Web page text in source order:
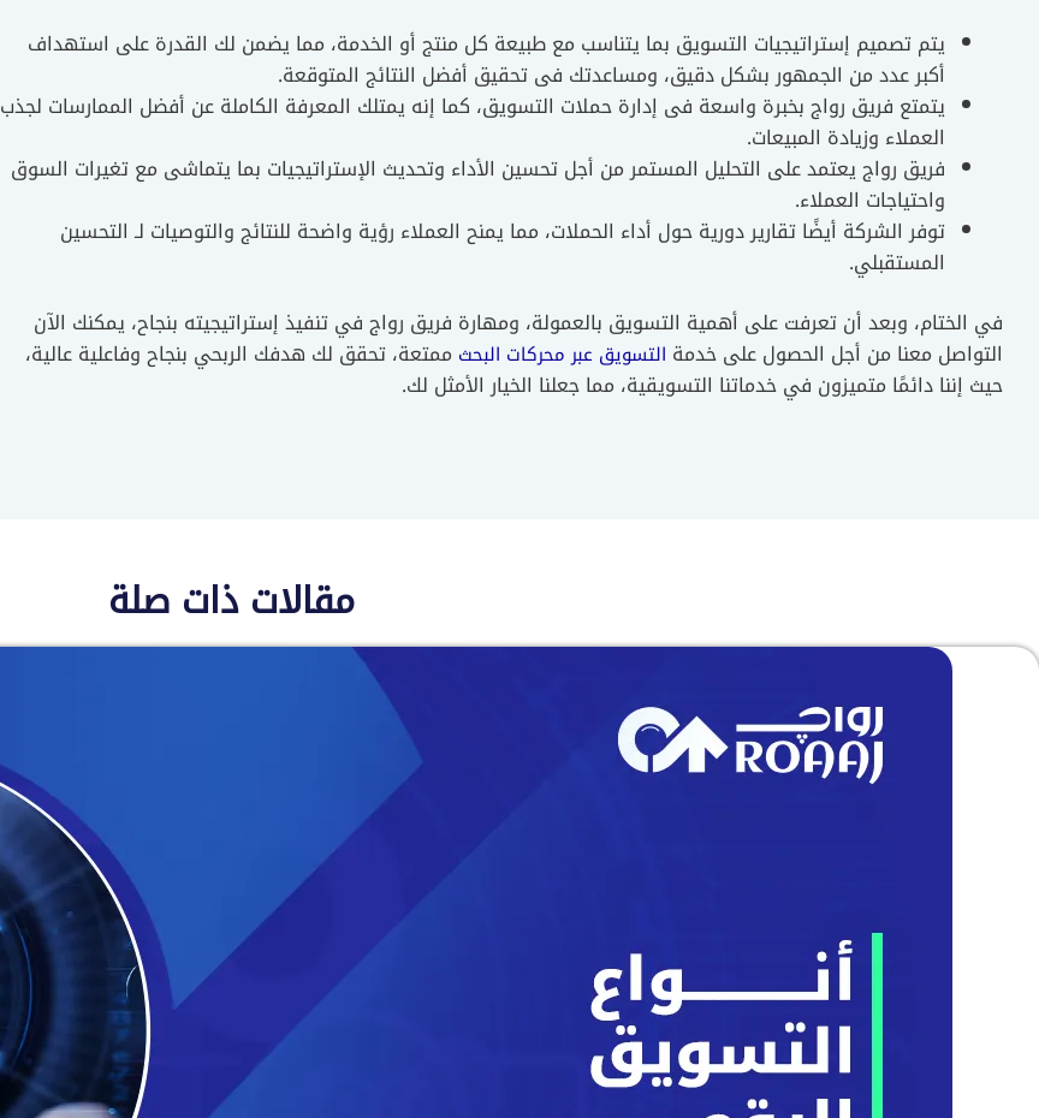
يتم تصميم إستراتيجيات التسويق بما يتناسب مع طبيعة كل منتج أو الخدمة، مما يضمن لك القدرة على استهداف
أكبر عدد من الجمهور بشكل دقيق، ومساعدتك فى تحقيق أفضل النتائج المتوقعة.
يتمتع فريق رواج بخبرة واسعة فى إدارة حملات التسويق، كما إنه يمتلك المعرفة الكاملة عن أفضل الممارسات لجذب
العملاء وزيادة المبيعات.
فريق رواج يعتمد على التحليل المستمر من أجل تحسين الأداء وتحديث الإستراتيجيات بما يتماشى مع تغيرات السوق
واحتياجات العملاء.
توفر الشركة أيضًا تقارير دورية حول أداء الحملات، مما يمنح العملاء رؤية واضحة للنتائج والتوصيات لـ التحسين
المستقبلي.
في الختام، وبعد أن تعرفت على أهمية التسويق بالعمولة، ومهارة فريق رواج في تنفيذ إستراتيجيته بنجاح، يمكنك الآن
التواصل معنا من أجل الحصول على خدمة التسويق عبر محركات البحث ممتعة، تحقق لك هدفك الربحي بنجاح وفاعلية عالية،
حيث إننا دائمًا متميزون في خدماتنا التسويقية، مما جعلنا الخيار الأمثل لك.
مقالات ذات صلة